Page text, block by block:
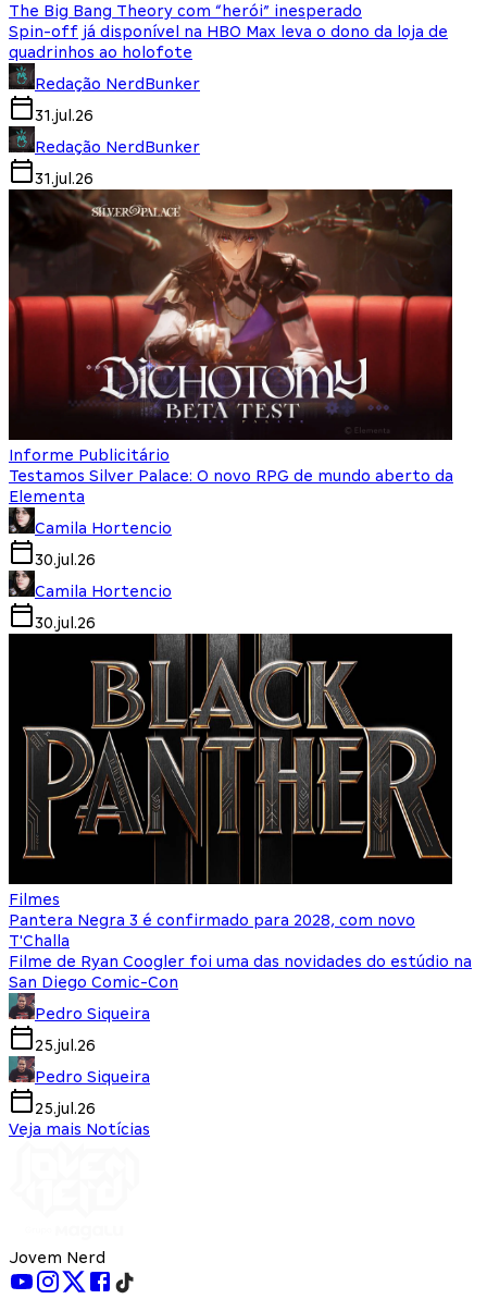
The Big Bang Theory com “herói” inesperado
Spin-off já disponível na HBO Max leva o dono da loja de
quadrinhos ao holofote
Redação NerdBunker
31.jul.26
Redação NerdBunker
31.jul.26
Informe Publicitário
Testamos Silver Palace: O novo RPG de mundo aberto da
Elementa
Camila Hortencio
30.jul.26
Camila Hortencio
30.jul.26
Filmes
Pantera Negra 3 é confirmado para 2028, com novo
T'Challa
Filme de Ryan Coogler foi uma das novidades do estúdio na
San Diego Comic-Con
Pedro Siqueira
25.jul.26
Pedro Siqueira
25.jul.26
Veja mais Notícias
Jovem Nerd